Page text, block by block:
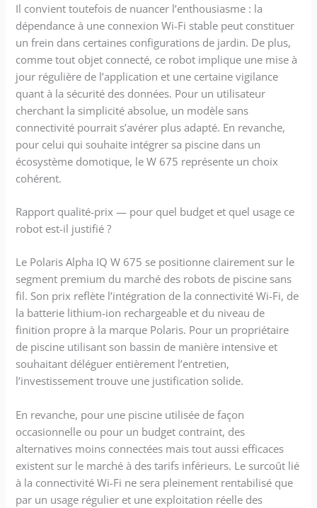
Il convient toutefois de nuancer l’enthousiasme : la
dépendance à une connexion Wi-Fi stable peut constituer
un frein dans certaines configurations de jardin. De plus,
comme tout objet connecté, ce robot implique une mise à
jour régulière de l’application et une certaine vigilance
quant à la sécurité des données. Pour un utilisateur
cherchant la simplicité absolue, un modèle sans
connectivité pourrait s’avérer plus adapté. En revanche,
pour celui qui souhaite intégrer sa piscine dans un
écosystème domotique, le W 675 représente un choix
cohérent.
Rapport qualité-prix — pour quel budget et quel usage ce
robot est-il justifié ?
Le Polaris Alpha IQ W 675 se positionne clairement sur le
segment premium du marché des robots de piscine sans
fil. Son prix reflète l’intégration de la connectivité Wi-Fi, de
la batterie lithium-ion rechargeable et du niveau de
finition propre à la marque Polaris. Pour un propriétaire
de piscine utilisant son bassin de manière intensive et
souhaitant déléguer entièrement l’entretien,
l’investissement trouve une justification solide.
En revanche, pour une piscine utilisée de façon
occasionnelle ou pour un budget contraint, des
alternatives moins connectées mais tout aussi efficaces
existent sur le marché à des tarifs inférieurs. Le surcoût lié
à la connectivité Wi-Fi ne sera pleinement rentabilisé que
par un usage régulier et une exploitation réelle des